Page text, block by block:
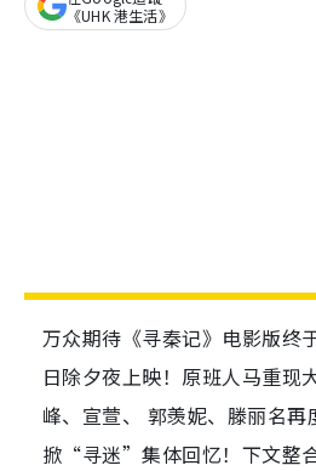
《UHK 港生活》
万众期待《寻秦记》电影版终
日除夕夜上映！原班人马重现
峰、宣萱、 郭羡妮、滕丽名
掀“寻迷”集体回忆！下文整